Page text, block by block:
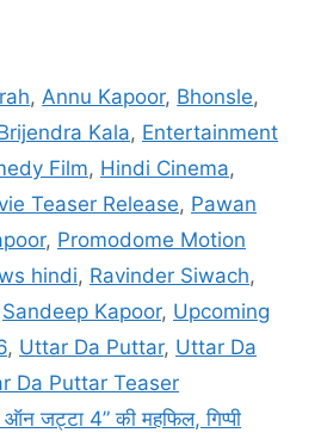
, Annu Kapoor, Bhonsle,
Kala, Entertainment
Film, Hindi Cinema,
Teaser Release, Pawan
, Promodome Motion
hindi, Ravinder Siwach,
Sandeep Kapoor, Upcoming
, Uttar Da Puttar, Uttar Da
Da Puttar Teaser
ऑन जट्टा 4” की महफिल, गिप्पी